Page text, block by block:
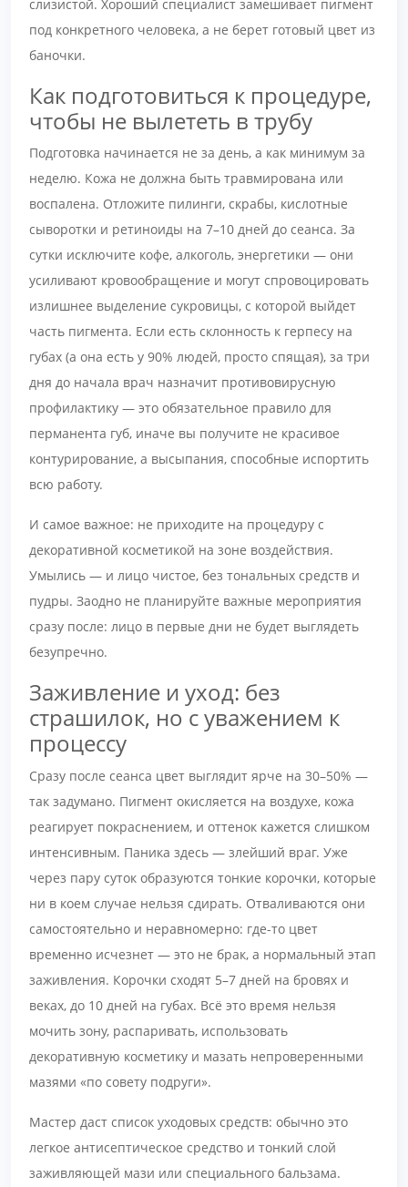
слизистой. Хороший специалист замешивает пигмент
под конкретного человека, а не берет готовый цвет из
баночки.
Как подготовиться к процедуре,
чтобы не вылететь в трубу
Подготовка начинается не за день, а как минимум за
неделю. Кожа не должна быть травмирована или
воспалена. Отложите пилинги, скрабы, кислотные
сыворотки и ретиноиды на 7–10 дней до сеанса. За
сутки исключите кофе, алкоголь, энергетики — они
усиливают кровообращение и могут спровоцировать
излишнее выделение сукровицы, с которой выйдет
часть пигмента. Если есть склонность к герпесу на
губах (а она есть у 90% людей, просто спящая), за три
дня до начала врач назначит противовирусную
профилактику — это обязательное правило для
перманента губ, иначе вы получите не красивое
контурирование, а высыпания, способные испортить
всю работу.
И самое важное: не приходите на процедуру с
декоративной косметикой на зоне воздействия.
Умылись — и лицо чистое, без тональных средств и
пудры. Заодно не планируйте важные мероприятия
сразу после: лицо в первые дни не будет выглядеть
безупречно.
Заживление и уход: без
страшилок, но с уважением к
процессу
Сразу после сеанса цвет выглядит ярче на 30–50% —
так задумано. Пигмент окисляется на воздухе, кожа
реагирует покраснением, и оттенок кажется слишком
интенсивным. Паника здесь — злейший враг. Уже
через пару суток образуются тонкие корочки, которые
ни в коем случае нельзя сдирать. Отваливаются они
самостоятельно и неравномерно: где-то цвет
временно исчезнет — это не брак, а нормальный этап
заживления. Корочки сходят 5–7 дней на бровях и
веках, до 10 дней на губах. Всё это время нельзя
мочить зону, распаривать, использовать
декоративную косметику и мазать непроверенными
мазями «по совету подруги».
Мастер даст список уходовых средств: обычно это
легкое антисептическое средство и тонкий слой
заживляющей мази или специального бальзама.